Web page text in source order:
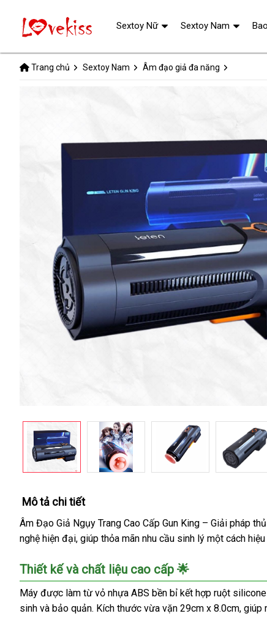
Trang chủ Sextoy Nam Âm đạo giả đa năng
Mô tả chi tiết
Âm Đạo Giả Ngụy Trang Cao Cấp Gun King – Giải pháp
nghệ hiện đại, giúp thỏa mãn nhu cầu sinh lý một cách
Thiết kế và chất liệu cao cấp 🌟
Máy được làm từ vỏ nhựa ABS bền bỉ kết hợp ruột
sinh và bảo quản. Kích thước vừa vặn 29cm x 8.0cm,
Sextoy Nữ Sextoy Nam